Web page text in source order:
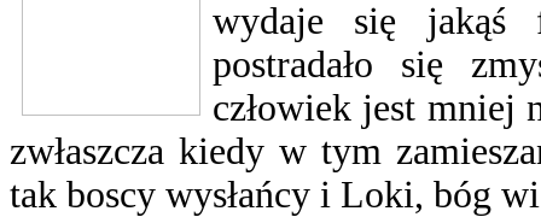
wydaje się jakąś
postradało się
człowiek jest mniej
zwłaszcza kiedy w tym
tak boscy wysłańcy i Loki, bóg